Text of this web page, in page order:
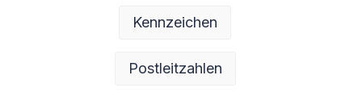
Kennzeichen
Postleitzahlen